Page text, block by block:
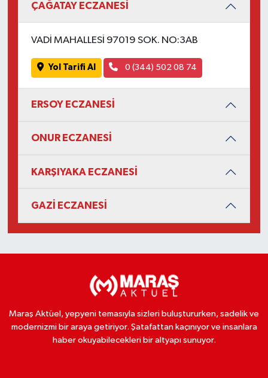
ÇAĞATAY ECZANESİ
VADİ MAHALLESİ 97019 SOK. NO:3AB
Yol Tarifi Al 0 (344) 502 08 74
ERSOY ECZANESİ
ONUR ECZANESİ
KARŞIYAKA ECZANESİ
GAZİ ECZANESİ
Maraş Aktüel, yepyeni temasıyla sizleri buluştururken, sadelik ve
modernizmi bir araya getiriyor. Şatafattan kaçınıyor ve insanlara
haber okuyabilecekleri bir altyapı sunuyor.